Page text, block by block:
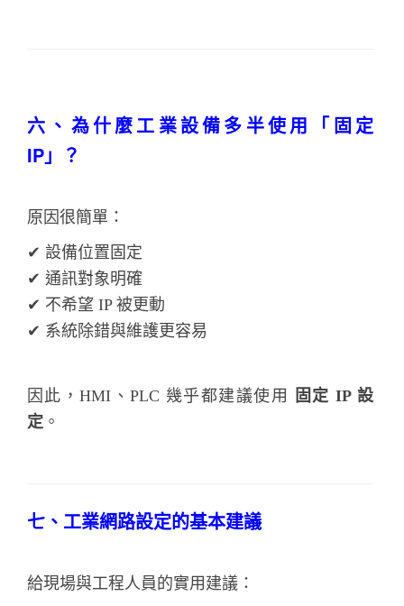
六、為什麼工業設備多半使用「固定
IP」？
原因很簡單：
✔ 設備位置固定
✔ 通訊對象明確
✔ 不希望 IP 被更動
✔ 系統除錯與維護更容易
因此，HMI、PLC 幾乎都建議使用
固定 IP 設
定 。
七、工業網路設定的基本建議
給現場與工程人員的實用建議：